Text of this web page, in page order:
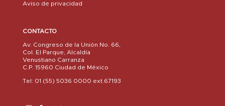
Aviso de privacidad
CONTACTO
Av. Congreso de la Unión No. 66,
Col. El Parque, Alcaldía
Venustiano Carranza
C.P. 15960 Ciudad de México
Tel: 01 (55) 5036 0000 ext.67193